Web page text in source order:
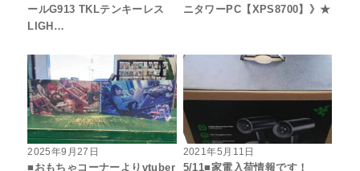
ールG913 TKLテンキーレス
LIGH…
ニタワーPC【XPS8700】》★
2025年9月27日
■おもちゃコーナーよりvtuber
2021年5月11日
5/11■家電入荷情報です！